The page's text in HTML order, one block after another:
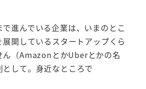
進んでいる企業は、いまのとこ
開しているスタートアップくら
ん（AmazonとかUberとかの名
して。身近なところで